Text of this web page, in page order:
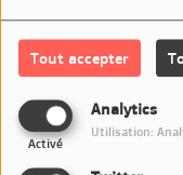
Tout accepter
Analytics
Activé
Utilisation: